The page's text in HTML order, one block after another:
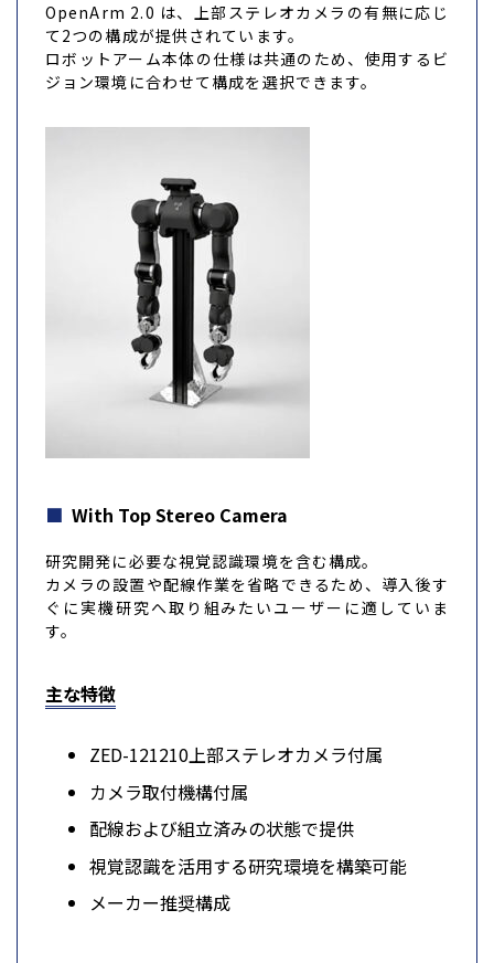
OpenArm 2.0 は、上部ステレオカメラの有無に応じ
て2つの構成が提供されています。
ロボットアーム本体の仕様は共通のため、使用するビ
ジョン環境に合わせて構成を選択できます。
With Top Stereo Camera
研究開発に必要な視覚認識環境を含む構成。
カメラの設置や配線作業を省略できるため、導入後す
ぐに実機研究へ取り組みたいユーザーに適していま
す。
主な特徴
ZED-121210上部ステレオカメラ付属
カメラ取付機構付属
配線および組立済みの状態で提供
視覚認識を活用する研究環境を構築可能
メーカー推奨構成